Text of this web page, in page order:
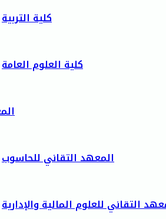
كلية التربية
كلية العلوم العامة
المعهد التقاني للحاسوب
التقاني للعلوم المالية والإدارية